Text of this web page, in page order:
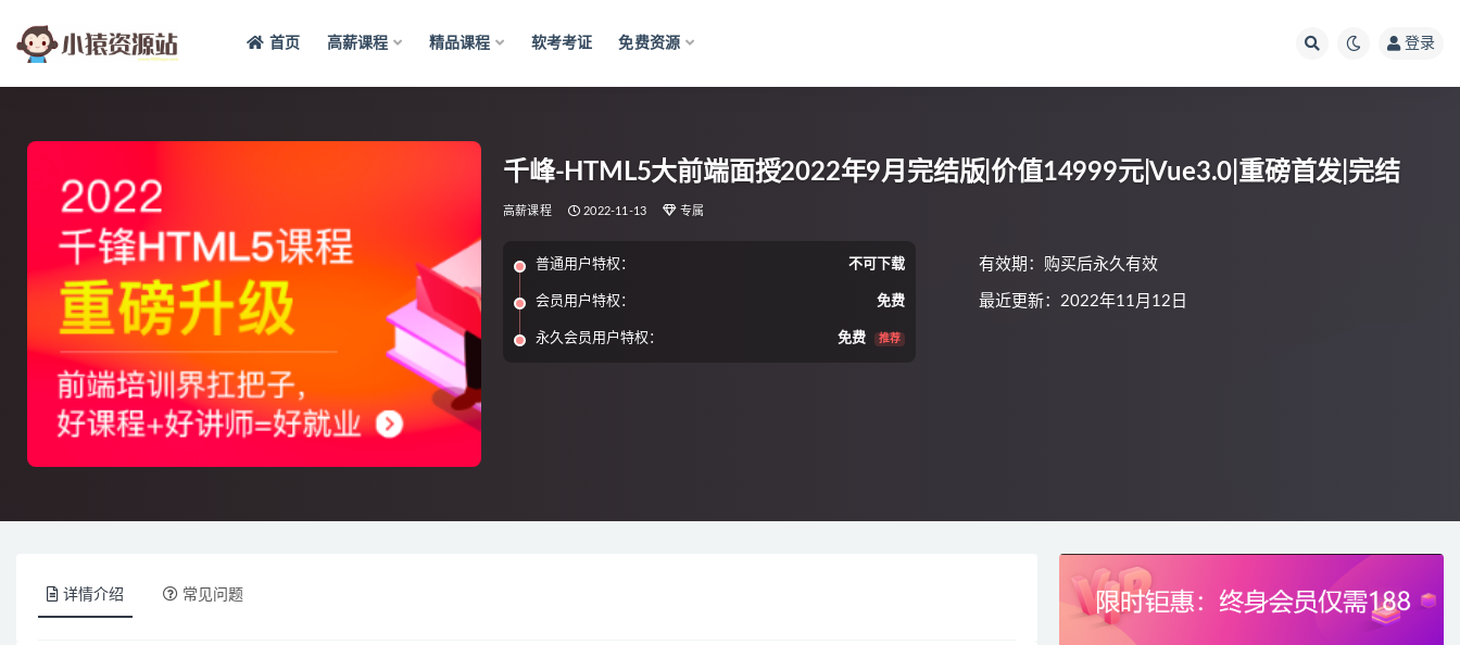
首页 高薪课程 精品课程 软考考证 免费资源 登录
千峰-HTML5大前端面授2022年9月完结版|价值14999元|Vue3.0|重磅首发|完结
高薪课程 2022-11-13 专属
普通用户特权： 不可下载
会员用户特权： 免费
永久会员用户特权： 免费 推荐
有效期：购买后永久有效
最近更新：2022年11月12日
详情介绍 常见问题